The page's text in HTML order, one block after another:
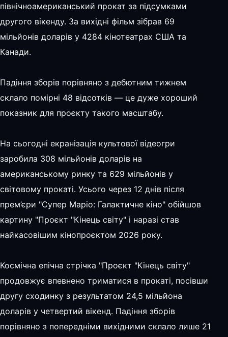
північноамериканський прокат за підсумками
другого вікенду. За вихідні фільм зібрав 69
мільйонів доларів у 4284 кінотеатрах США та
Канади.
Падіння зборів порівняно з дебютним тижнем
склало помірні 48 відсотків — це дуже хороший
показник для проєкту такого масштабу.
На сьогодні екранізація культової відеогри
заробила 308 мільйонів доларів на
американському ринку та 629 мільйонів у
світовому прокаті. Усього через 12 днів після
прем’єри "Супер Маріо: Галактичне кіно" обійшов
картину "Проєкт "Кінець світу" і наразі став
найкасовішим кінопроєктом 2026 року.
Космічна епічна стрічка "Проєкт "Кінець світу"
продовжує впевнено триматися в прокаті, посівши
другу сходинку з результатом 24,5 мільйона
доларів у четвертий вікенд. Падіння зборів
порівняно з попередніми вихідними склало лише 21